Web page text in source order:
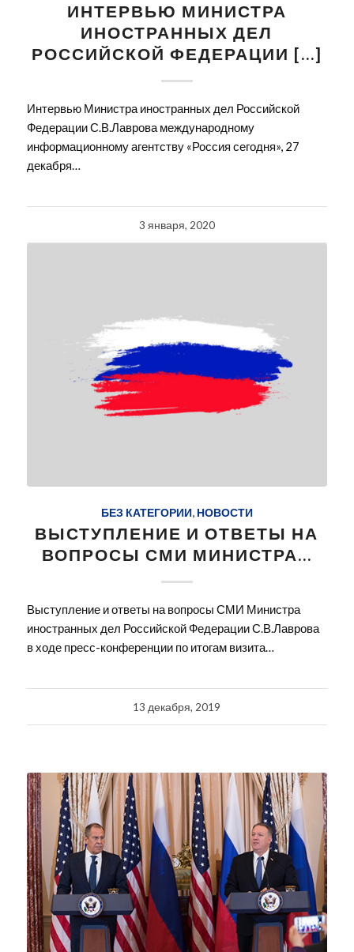
ИНТЕРВЬЮ МИНИСТРА
ИНОСТРАННЫХ ДЕЛ
РОССИЙСКОЙ ФЕДЕРАЦИИ […]
Интервью Министра иностранных дел Российской
Федерации С.В.Лаврова международному
информационному агентству «Россия сегодня», 27
декабря…
3 января, 2020
БЕЗ КАТЕГОРИИ, НОВОСТИ
ВЫСТУПЛЕНИЕ И ОТВЕТЫ НА
ВОПРОСЫ СМИ МИНИСТРА…
Выступление и ответы на вопросы СМИ Министра
иностранных дел Российской Федерации С.В.Лаврова
в ходе пресс-конференции по итогам визита…
13 декабря, 2019